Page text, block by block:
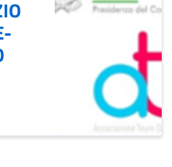
SERVIZIO CIVILE